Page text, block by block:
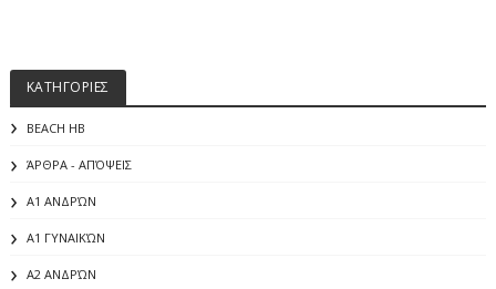
ΚΑΤΗΓΟΡΙΕΣ
BEACH HB
ΆΡΘΡΑ - ΑΠΌΨΕΙΣ
Α1 ΑΝΔΡΏΝ
Α1 ΓΥΝΑΙΚΏΝ
Α2 ΑΝΔΡΏΝ